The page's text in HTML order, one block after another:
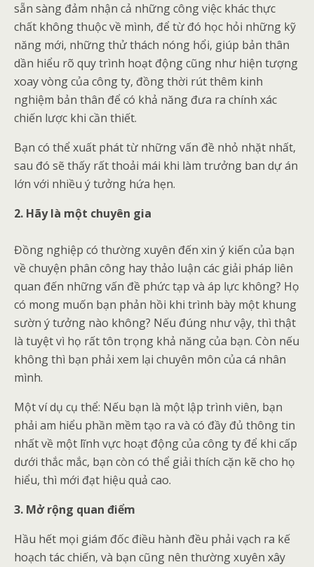
sẵn sàng đảm nhận cả những công việc khác thực
chất không thuộc về mình, để từ đó học hỏi những kỹ
năng mới, những thử thách nóng hổi, giúp bản thân
dần hiểu rõ quy trình hoạt động cũng như hiện tượng
xoay vòng của công ty, đồng thời rút thêm kinh
nghiệm bản thân để có khả năng đưa ra chính xác
chiến lược khi cần thiết.
Bạn có thể xuất phát từ những vấn đề nhỏ nhặt nhất,
sau đó sẽ thấy rất thoải mái khi làm trưởng ban dự án
lớn với nhiều ý tưởng hứa hẹn.
2. Hãy là một chuyên gia
Đồng nghiệp có thường xuyên đến xin ý kiến của bạn
về chuyện phân công hay thảo luận các giải pháp liên
quan đến những vấn đề phức tạp và áp lực không? Họ
có mong muốn bạn phản hồi khi trình bày một khung
sườn ý tưởng nào không? Nếu đúng như vậy, thì thật
là tuyệt vì họ rất tôn trọng khả năng của bạn. Còn nếu
không thì bạn phải xem lại chuyên môn của cá nhân
mình.
Một ví dụ cụ thể: Nếu bạn là một lập trình viên, bạn
phải am hiểu phần mềm tạo ra và có đầy đủ thông tin
nhất về một lĩnh vực hoạt động của công ty để khi cấp
dưới thắc mắc, bạn còn có thể giải thích cặn kẽ cho họ
hiểu, thì mới đạt hiệu quả cao.
3. Mở rộng quan điểm
Hầu hết mọi giám đốc điều hành đều phải vạch ra kế
hoạch tác chiến, và bạn cũng nên thường xuyên xây